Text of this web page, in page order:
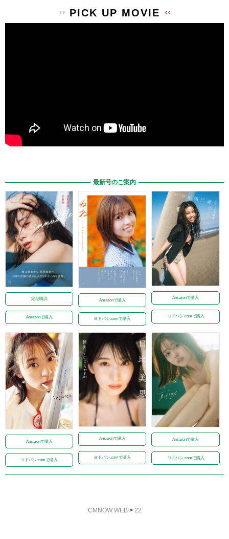
PICK UP MOVIE
最新号のご案内
定期購読
Amazonで購入
Amazonで購入
ヨドバシ.comで購入
Amazonで購入
ヨドバシ.comで購入
Amazonで購入
ヨドバシ.comで購入
Amazonで購入
ヨドバシ.comで購入
Amazonで購入
ヨドバシ.comで購入
CMNOW WEB> 22